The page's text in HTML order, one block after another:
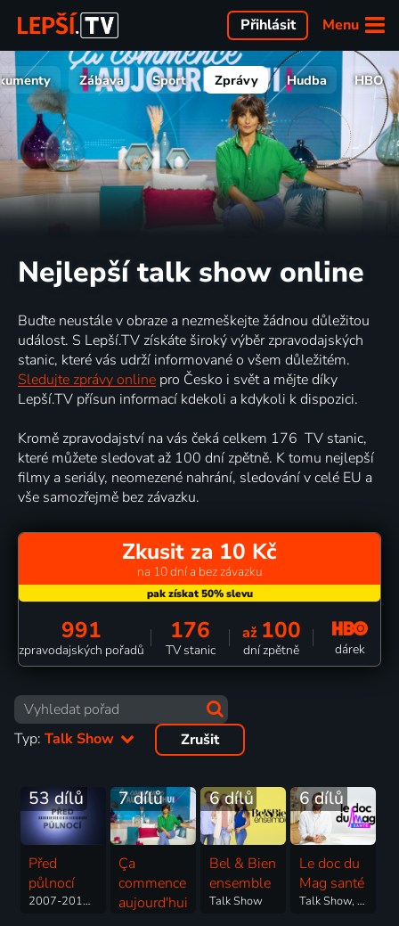
Menu
Přihlásit
Zábava Sport Zprávy Hudba HBO
Nejlepší talk show online
Buďte neustále v obraze a nezmeškejte žádnou důležitou
událost. S Lepší.TV získáte široký výběr zpravodajských
stanic, které vás udrží informované o všem důležitém.
Sledujte zprávy online pro Česko i svět a mějte díky
Lepší.TV přísun informací kdekoli a kdykoli k dispozici.
Kromě zpravodajství na vás čeká celkem 176 TV stanic,
které můžete sledovat až 100 dní zpětně. K tomu nejlepší
filmy a seriály, neomezené nahrání, sledování v celé EU a
vše samozřejmě bez závazku.
Zkusit za 10 Kč
na 10 dní a bez závazku
991
zpravodajských pořadů
176
TV stanic
až 100
dní zpětně dárek
Typ: Talk Show Zrušit
53 dílů
Před
půlnocí
2007-2013 | Talk Show
7 dílů
Ça
commence
aujourd'hui
6 dílů
Bel & Bien
ensemble
Talk Show
6 dílů
Le doc du
Mag santé
Talk Show, Zdraví